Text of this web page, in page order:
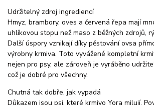
Udržitelný zdroj ingrediencí
Hmyz, brambory, oves a červená řepa mají
uhlíkovou stopu než maso z běžných zdrojů,
Další úspory vznikají díky pěstování ovsa
výrobny krmiva. Toto vyvážené kompletní
nejen pro psy, ale zároveň je vyráběno
což je dobré pro všechny.
Chutná tak dobře, jak vypadá
Důkazem jsou psi, které krmivo Yora milují.